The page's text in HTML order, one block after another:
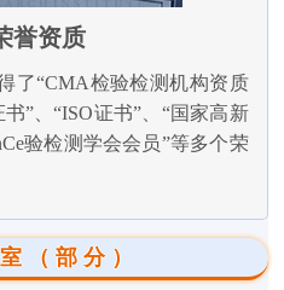
誉资质
了“CMA检验检测机构资质
”、“ISO证书”、“国家高新
验检测学会会员”等多个荣
（部分）